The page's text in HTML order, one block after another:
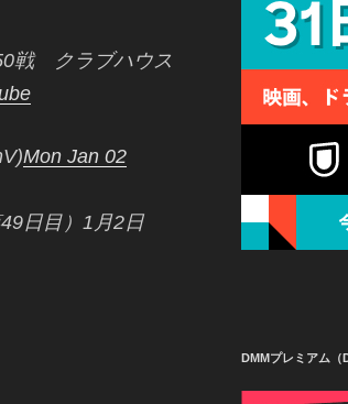
戦 クラブハウス
Mon Jan 02
日目）1月2日
DMMプレミアム（